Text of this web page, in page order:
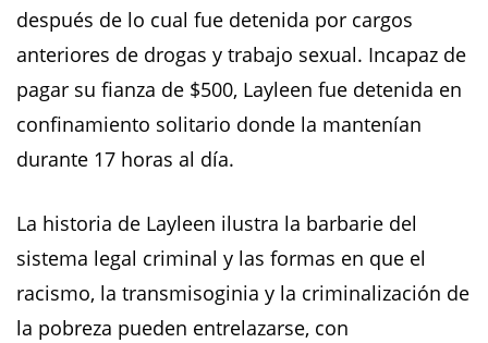
después de lo cual fue detenida por cargos
anteriores de drogas y trabajo sexual. Incapaz de
pagar su fianza de $500, Layleen fue detenida en
confinamiento solitario donde la mantenían
durante 17 horas al día.
La historia de Layleen ilustra la barbarie del
sistema legal criminal y las formas en que el
racismo, la transmisoginia y la criminalización de
la pobreza pueden entrelazarse, con